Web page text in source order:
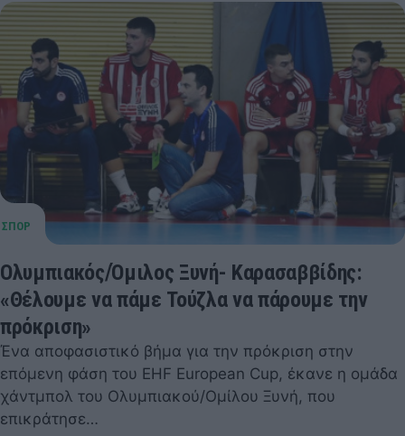
Ολυμπιακός/Όμιλος Ξυνή- Καρασαββίδης:
«Θέλουμε να πάμε Τούζλα να πάρουμε την
πρόκριση»
Ένα αποφασιστικό βήμα για την πρόκριση στην
επόμενη φάση του EHF European Cup, έκανε η ομάδα
χάντμπολ του Ολυμπιακού/Ομίλου Ξυνή, που
επικράτησε…